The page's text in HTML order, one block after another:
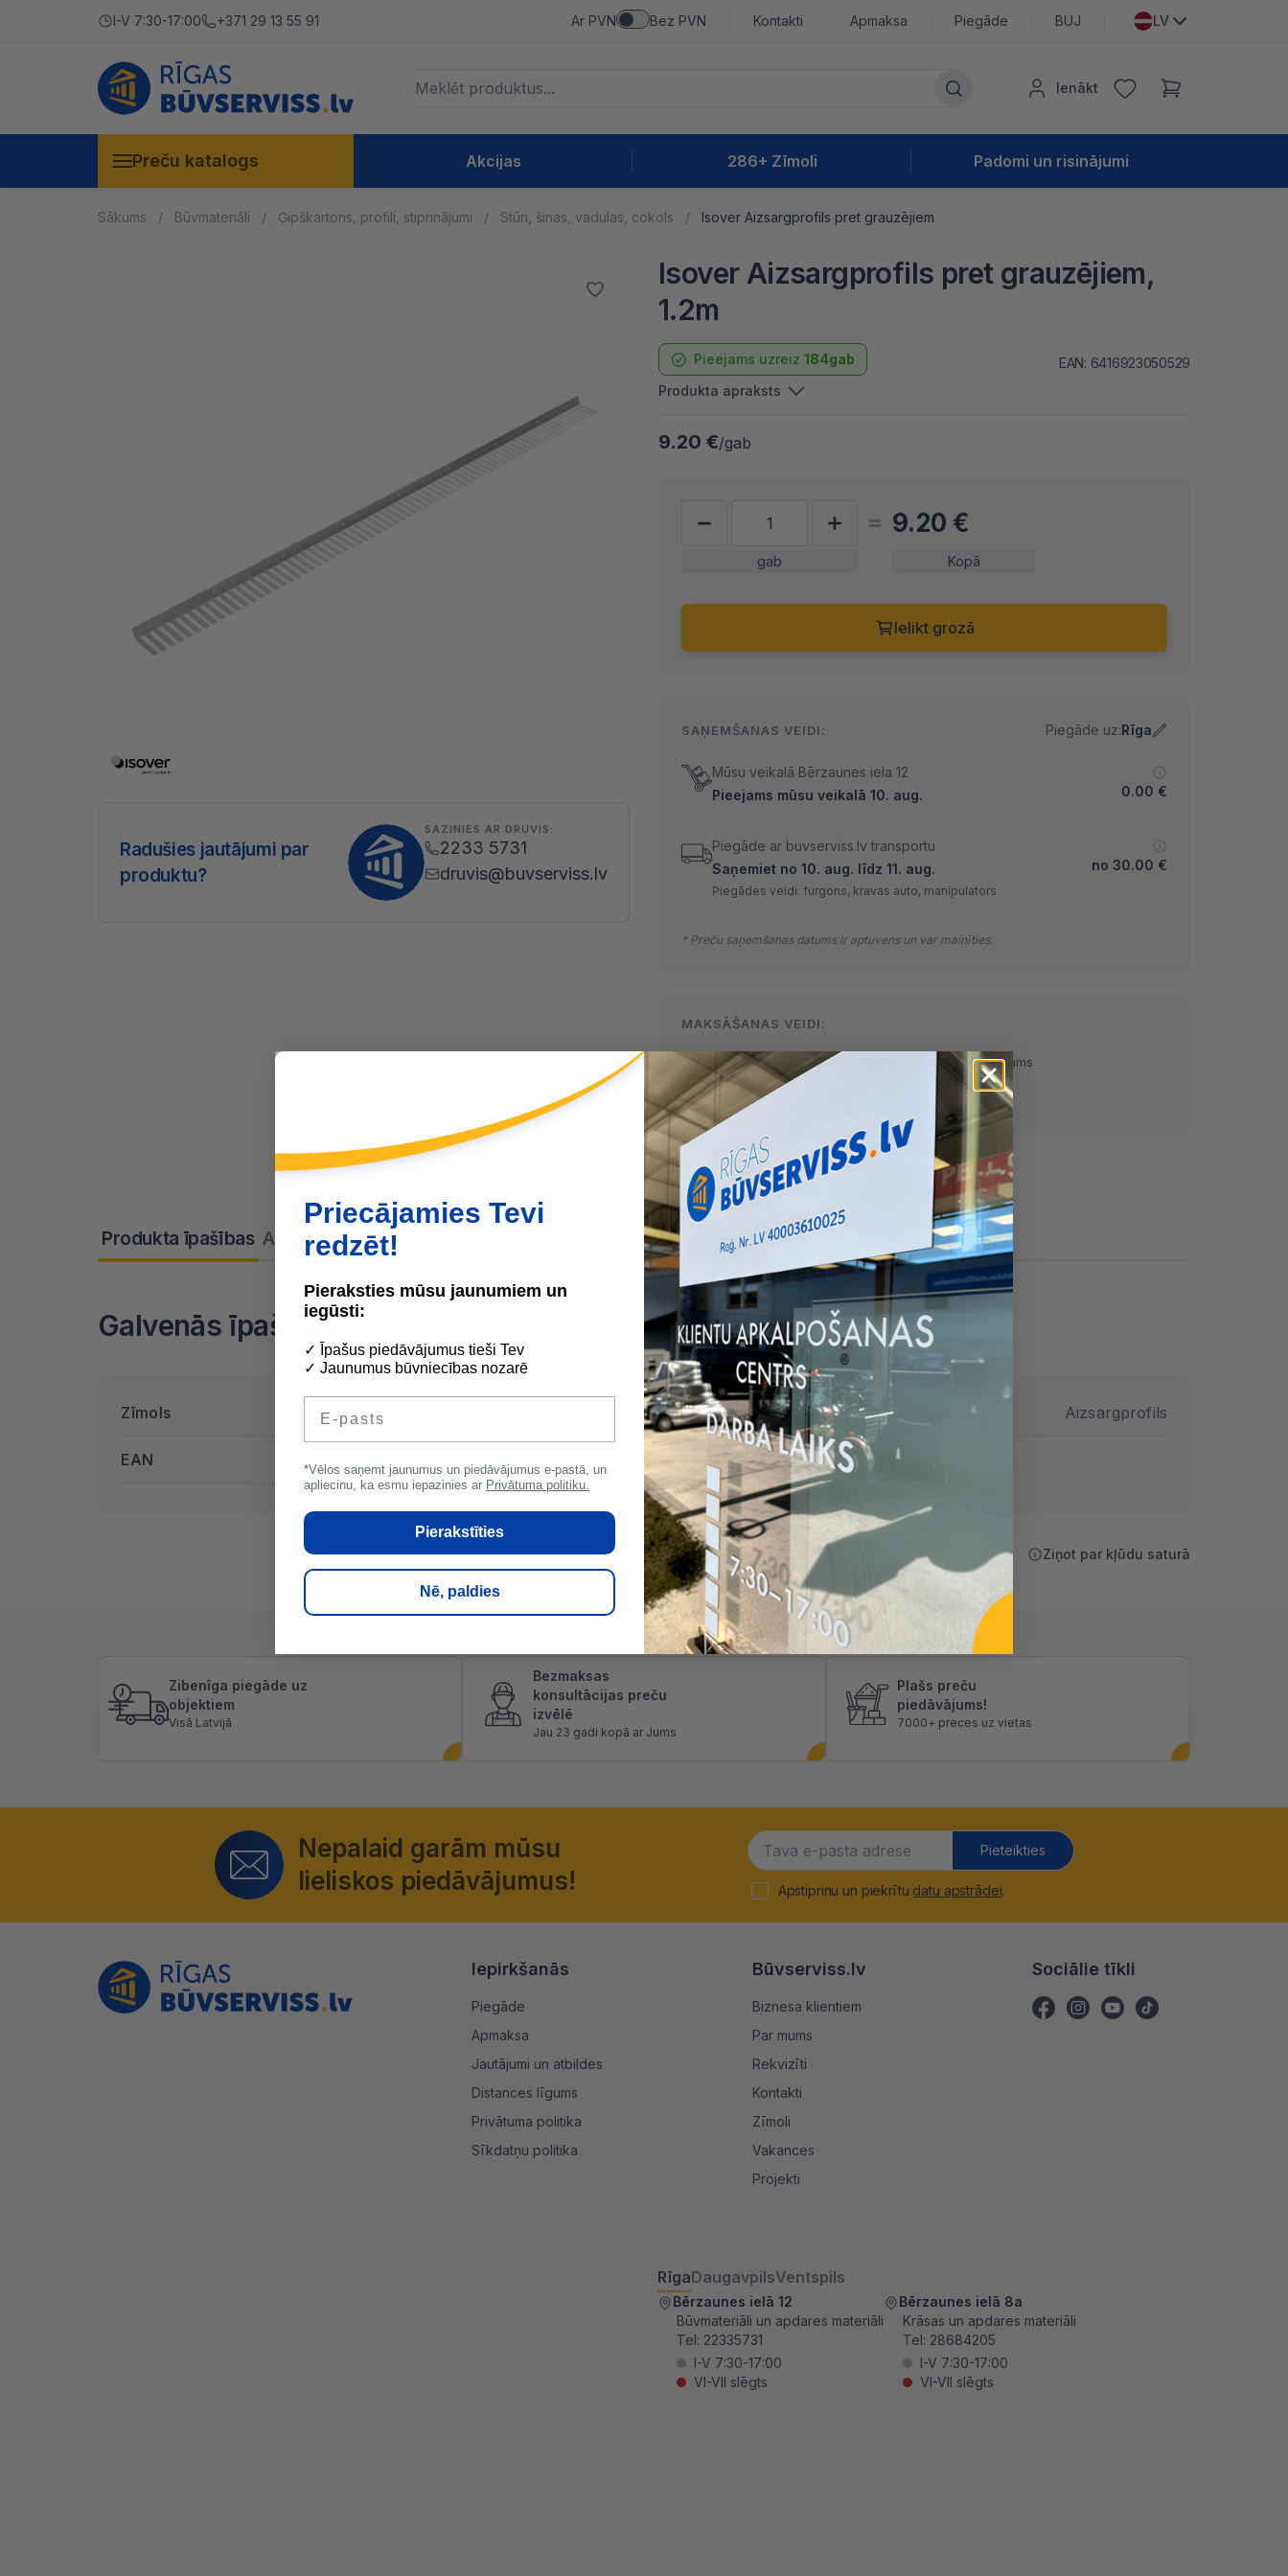
I-V 7:30-17:00 +371 29 13 55 91 Ar PVN Bez PVN Kontakti Apmaksa Piegāde BUJ LV
Ienākt
Preču katalogs Akcijas 286+ Zīmoli Padomi un risinājumi
Sākums Būvmateriāli Ģipškartons, profili, stiprinājumi Stūri, šinas, vadulas, cokols Isover Aizsargprofils pret grauzējiem
Radušies jautājumi par
produktu?
SAZINIES AR DRUVIS:
2233 5731
druvis@buvserviss.lv
Isover Aizsargprofils pret grauzējiem,
1.2m
Pieejams uzreiz 184gab
EAN: 6416923050529
Produkta apraksts
9.20 €/gab
gab
9.20 €
Kopā
Ielikt grozā
SAŅEMŠANAS VEIDI: Piegāde uz:Rīga
Mūsu veikalā Bērzaunes iela 12
Pieejams mūsu veikalā 10. aug.
0.00 €
Piegāde ar buvserviss.lv transportu
Saņemiet no 10. aug. līdz 11. aug.
no 30.00 €
Piegādes veidi: furgons, kravas auto, manipulators
* Preču saņemšanas datums ir aptuvens un var mainīties.
MAKSĀŠANAS VEIDI:
Skaidrā naudā
(arī preci saņemot)
Maksājumu kartes
Internetbankas
Pārskaitījums
Nomaksa
Produkta īpašības Apraksts
Galvenās īpašības
Zīmols 1.2 m Tips Aizsargprofils
EAN 6416923050529
Ziņot par kļūdu saturā
Zibenīga piegāde uz
objektiem
Visā Latvijā
Bezmaksas
konsultācijas preču
izvēlē
Jau 23 gadi kopā ar Jums
Plašs preču
piedāvājums!
7000+ preces uz vietas
Nepalaid garām mūsu
lieliskos piedāvājumus!
Pieteikties
Apstiprinu un piekrītu datu apstrādei.
Iepirkšanās
Piegāde
Apmaksa
Jautājumi un atbildes
Distances līgums
Privātuma politika
Sīkdatņu politika
Būvserviss.lv
Biznesa klientiem
Par mums
Rekvizīti
Kontakti
Zīmoli
Vakances
Projekti
Sociālie tīkli
RīgaDaugavpilsVentspils
Bērzaunes ielā 12
Būvmateriāli un apdares materiāli
Tel: 22335731
I-V 7:30-17:00
VI-VII slēgts
Bērzaunes ielā 8a
Krāsas un apdares materiāli
Tel: 28684205
I-V 7:30-17:00
VI-VII slēgts
Priecājamies Tevi
redzēt!
Pieraksties mūsu jaunumiem un
iegūsti:
✓ Īpašus piedāvājumus tieši Tev
✓ Jaunumus būvniecības nozarē
*Vēlos saņemt jaunumus un piedāvājumus e-pastā, un
apliecinu, ka esmu iepazinies ar Privātuma politiku.
Pierakstīties
Nē, paldies